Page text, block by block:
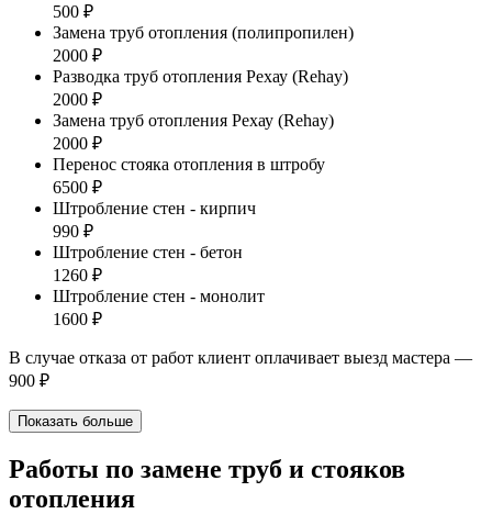
500 ₽
Замена труб отопления (полипропилен)
2000 ₽
Разводка труб отопления Рехау (Rehay)
2000 ₽
Замена труб отопления Рехау (Rehay)
2000 ₽
Перенос стояка отопления в штробу
6500 ₽
Штробление стен - кирпич
990 ₽
Штробление стен - бетон
1260 ₽
Штробление стен - монолит
1600 ₽
В случае отказа от работ клиент оплачивает выезд мастера —
900 ₽
Показать больше
Работы по замене труб и стояков
отопления